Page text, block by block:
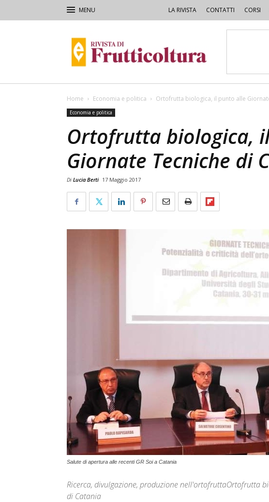
LA RIVISTA CONTATTI CORSI
di
Frutticoltura
Home Economia e politica Ortofrutta biologica, il punto alle
Economia e politica
Ortofrutta biologica,
Giornate Tecniche di
Di Lucia Berti 17 Maggio 2017
Salute di apertura alle recenti GR Soi a Catania
Ricerca, divulgazione, produzione nell'ortofruttaOrtofrutta
di Catania